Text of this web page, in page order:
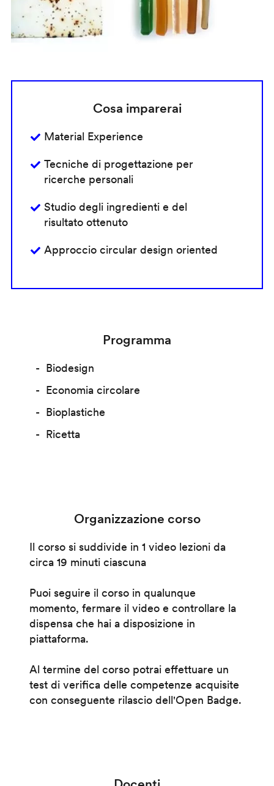
Cosa imparerai
Material Experience
Tecniche di progettazione per
ricerche personali
Studio degli ingredienti e del
risultato ottenuto
Approccio circular design oriented
Programma
Biodesign
Economia circolare
Bioplastiche
Ricetta
Organizzazione corso
Il corso si suddivide in 1 video lezioni da
circa 19 minuti ciascuna
Puoi seguire il corso in qualunque
momento, fermare il video e controllare la
dispensa che hai a disposizione in
piattaforma.
Al termine del corso potrai effettuare un
test di verifica delle competenze acquisite
con conseguente rilascio dell'Open Badge.